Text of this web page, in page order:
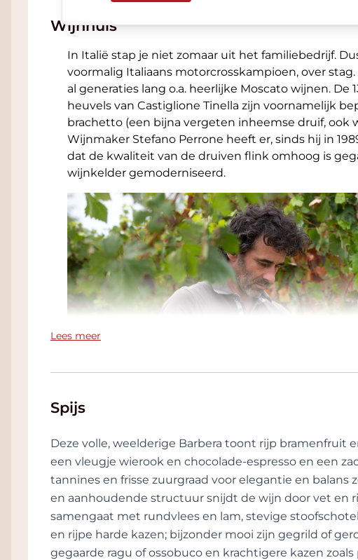
Wijnhuis
In Italië stap je niet zomaar uit het familiebedrijf.
voormalig Italiaans motorcrosskampioen, over
al generaties lang o.a. heerlijke Moscato wijnen. De
heuvels van Castiglione Tinella zijn voornamelijk
brachetto (een bijna vergeten inheemse druif, ook
Wijnmaker Stefano Perrone heeft er, sinds hij in
dat de kwaliteit van de druiven flink omhoog is
wijnkelder gemoderniseerd.
Lees meer
Spijs
Deze volle, weelderige Barbera toont rijp bramenfruit
een vleugje wierook en chocolade-espresso en een
tannines en frisse zuurgraad voor elegantie en balans
en aanhoudende structuur snijdt de wijn door vet en
samengaat met rundvlees en lam, stevige
en rijpe harde kazen; bijzonder mooi zijn gegrild of
gegaarde ragu of ossobuco en krachtigere kazen